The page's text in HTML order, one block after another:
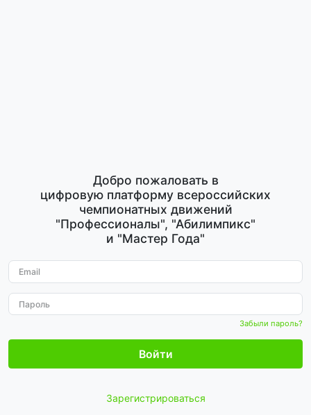
Добро пожаловать в
цифровую платформу всероссийских
чемпионатных движений
"Профессионалы", "Абилимпикс"
и "Мастер Года"
Забыли пароль?
Войти
Зарегистрироваться